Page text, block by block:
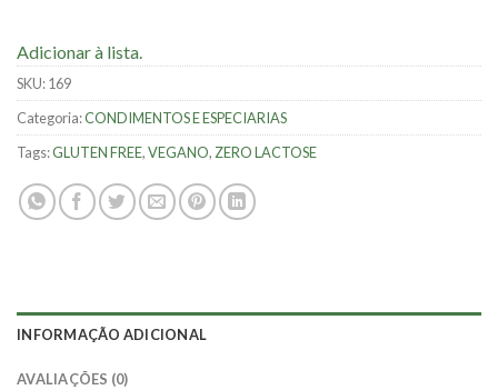
Adicionar à lista.
SKU:169
Categoria:CONDIMENTOS E ESPECIARIAS
Tags:GLUTEN FREE,VEGANO, ZERO LACTOSE
INFORMAÇÃO ADICIONAL
AVALIAÇÕES (0)